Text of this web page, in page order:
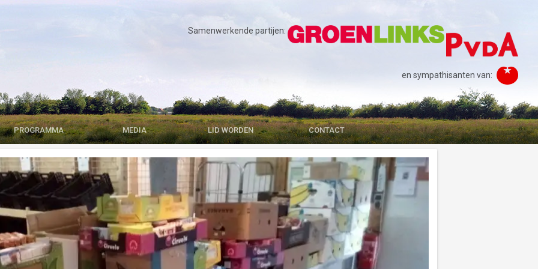
Samenwerkende partijen:
en sympathisanten van:
PROGRAMMA MEDIA LID WORDEN CONTACT